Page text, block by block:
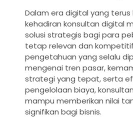
Dalam era digital yang
kehadiran konsultan digital
solusi strategis bagi para
tetap relevan dan
pengetahuan yang selalu
mengenai tren pasar,
strategi yang tepat, serta
pengelolaan biaya,
mampu memberikan nilai
signifikan bagi bisnis.